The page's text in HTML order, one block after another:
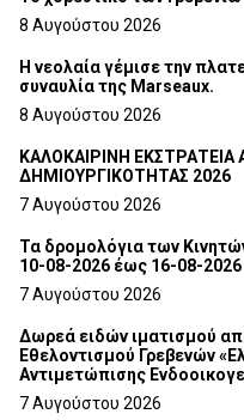
8 Αυγούστου 2026
Η νεολαία γέμισε την
συναυλία της Marseaux.
8 Αυγούστου 2026
ΚΑΛΟΚΑΙΡΙΝΗ ΕΚΣΤΡΑΤΕΙΑ
ΔΗΜΙΟΥΡΓΙΚΟΤΗΤΑΣ 2026
7 Αυγούστου 2026
Τα δρομολόγια των Κινητών
10-08-2026 έως 16-08-2026
7 Αυγούστου 2026
Δωρεά ειδών ιματισμού
Εθελοντισμού Γρεβενών
Αντιμετώπισης
Τμήματος Γρεβενών
7 Αυγούστου 2026